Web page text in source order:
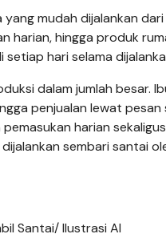
mudah dijalankan dari
harian, hingga produk
hari selama
dalam jumlah besar.
penjualan lewat pesan
harian
sembari santai
Santai/ Ilustrasi AI